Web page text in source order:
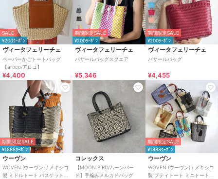
SALE
¥200ｸｰﾎﾟﾝ
ヴィータフェリーチェ
ペーパーかごトートバッグ
【aroco/アロコ】
¥4,400
期間限定SALE
¥200ｸｰﾎﾟﾝ
ヴィータフェリーチェ
パサールバッグスクエア
¥5,346
期間限定SALE
¥200ｸｰﾎﾟﾝ
ヴィータフェリーチェ
パサールバッグ
¥4,455
期間限定SALE
¥1888ｸｰﾎﾟﾝ
ウーヴン
WOVEN (ウーヴン) / メキシコ
製 ミドルトート バスケットバ
コレックス
【MOON BIRD/ムーンバー
ド】手編みメルカドバッグ
期間限定SALE
¥1888ｸｰﾎﾟﾝ
ウーヴン
WOVEN (ウーヴン) / メキシコ
製 プティトート ミニトートバ